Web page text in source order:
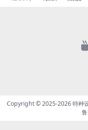
Copyright © 2025-2026特种